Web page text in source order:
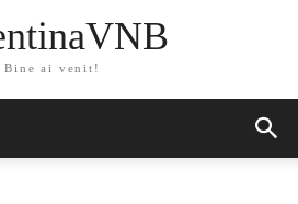
Bine ai venit!